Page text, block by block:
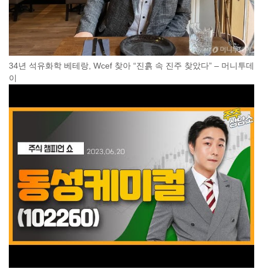
34년 석유화학 베테랑, Wcef 찾아 “진흙 속 진주 찾았다” – 머니투데
이